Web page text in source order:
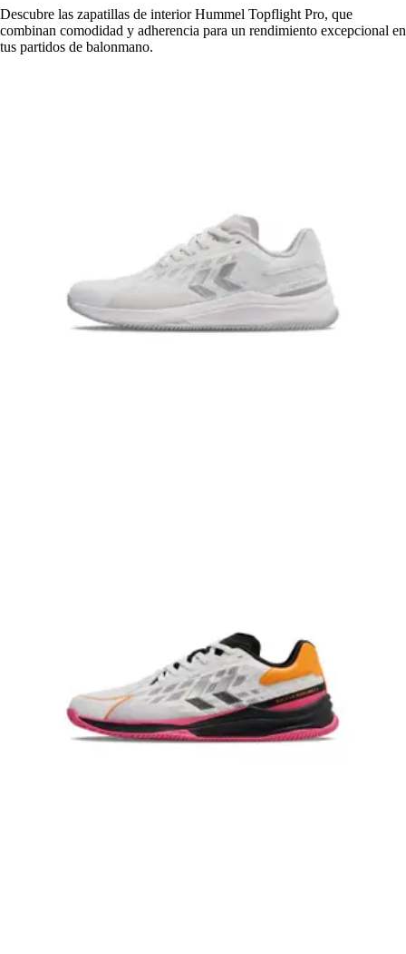
Descubre las zapatillas de interior Hummel Topflight Pro, que
combinan comodidad y adherencia para un rendimiento excepcional en
tus partidos de balonmano.